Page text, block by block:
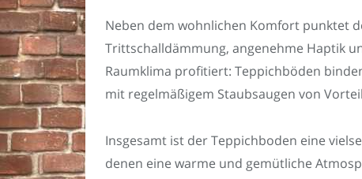
Neben dem wohnlichen Komfort punktet
Trittschalldämmung, angenehme Haptik
Raumklima profitiert: Teppichböden
mit regelmäßigem Staubsaugen von
Insgesamt ist der Teppichboden eine
denen eine warme und gemütliche